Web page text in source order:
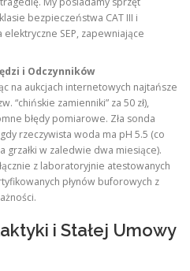
bezpieczeństwa CAT III i
SEP, zapewniające
i Odczynników
na aukcjach internetowych najtańsze
“chińskie zamienniki” za 50 zł),
błędy pomiarowe. Zła sonda
rzeczywista woda ma pH 5.5 (co
grzałki w zaledwie dwa miesiące).
z laboratoryjnie atestowanych
płynów buforowych z
i Stałej Umowy